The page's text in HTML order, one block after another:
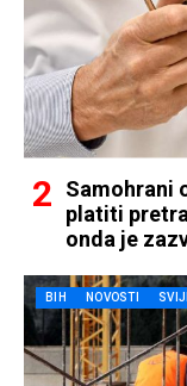
Samohrani
platiti
onda je
BIH NOVOSTI